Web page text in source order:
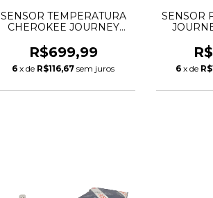
SENSOR TEMPERATURA
CHEROKEE JOURNEY
300C WRANGLER 3.6 V6
68164627AA
R$699,99
6 x de R$116,67 sem juros
SENSOR
V6
6 x de